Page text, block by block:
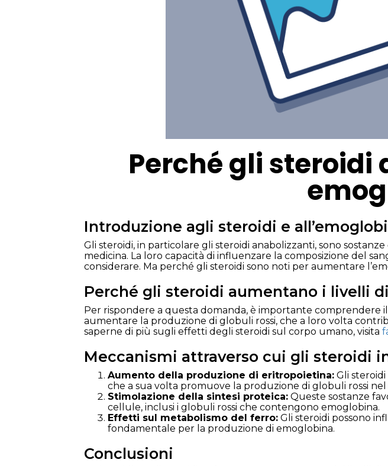
Perché gli
Introduzione agli steroidi e
Gli steroidi, in particolare gli steroidi anabolizzanti, sono
medicina. La loro capacità di influenzare la composizione del
considerare. Ma perché gli steroidi sono noti per aumentare
Perché gli steroidi aumentano i livelli
Per rispondere a questa domanda, è importante comprendere
aumentare la produzione di globuli rossi, che a loro volta
saperne di più sugli effetti degli steroidi sul corpo umano, visita
Meccanismi attraverso cui gli steroidi
Aumento della produzione di eritropoietina: Gli
che a sua volta promuove la produzione di globuli rossi nel
Stimolazione della sintesi proteica: Queste sostanze
cellule, inclusi i globuli rossi che contengono emoglobina.
Effetti sul metabolismo del ferro: Gli steroidi possono
fondamentale per la produzione di emoglobina.
Conclusioni